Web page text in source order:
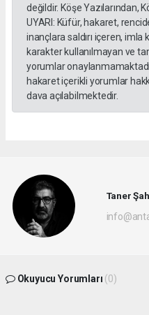
değildir. Köşe Yazılarından,
UYARI: Küfür, hakaret,
inançlara saldırı içeren, imla
karakter kullanılmayan ve
yorumlar
hakaret içerikli yorumlar
dava açılabilmektedir.
Taner
Okuyucu Yorumları (0)